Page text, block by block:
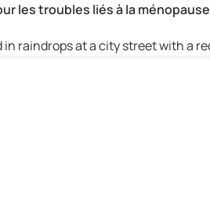
les troubles liés à la ménopause